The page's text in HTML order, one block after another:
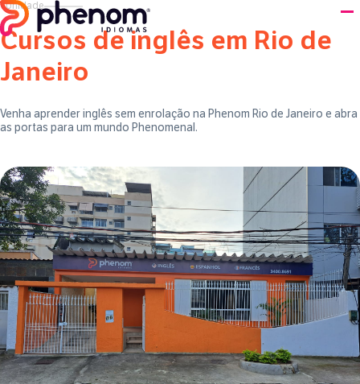
●Unidade
Cursos de inglês em Rio de
Janeiro
Venha aprender inglês sem enrolação na Phenom Rio de Janeiro e abra
as portas para um mundo Phenomenal.